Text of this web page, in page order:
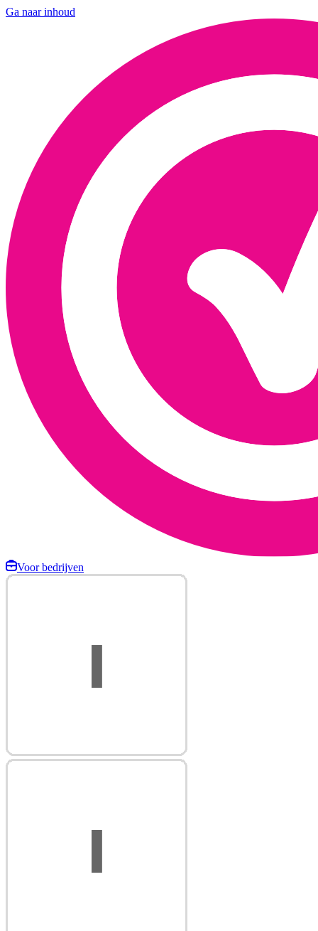
Ga naar inhoud
Voor bedrijven